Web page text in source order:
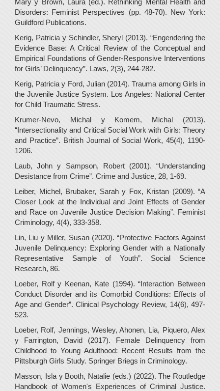
Disorders: Feminist Perspectives (pp. 48-70). New York:
Guildford Publications.
Kerig, Patricia y Schindler, Sheryl (2013). “Engendering the
Evidence Base: A Critical Review of the Conceptual and
Empirical Foundations of Gender-Responsive Interventions
for Girls’ Delinquency”. Laws, 2(3), 244-282.
Kerig, Patricia y Ford, Julian (2014). Trauma among Girls in
the Juvenile Justice System. Los Angeles: National Center
for Child Traumatic Stress.
Krumer-Nevo, Michal y Komem, Michal (2013).
“Intersectionality and Critical Social Work with Girls: Theory
and Practice”. British Journal of Social Work, 45(4), 1190-
1206.
Laub, John y Sampson, Robert (2001). “Understanding
Desistance from Crime”. Crime and Justice, 28, 1-69.
Leiber, Michel, Brubaker, Sarah y Fox, Kristan (2009). “A
Closer Look at the Individual and Joint Effects of Gender
and Race on Juvenile Justice Decision Making”. Feminist
Criminology, 4(4), 333-358.
Lin, Liu y Miller, Susan (2020). “Protective Factors Against
Juvenile Delinquency: Exploring Gender with a Nationally
Representative Sample of Youth”. Social Science
Research, 86.
Loeber, Rolf y Keenan, Kate (1994). “Interaction Between
Conduct Disorder and its Comorbid Conditions: Effects of
Age and Gender”. Clinical Psychology Review, 14(6), 497-
523.
Loeber, Rolf, Jennings, Wesley, Ahonen, Lia, Piquero, Alex
y Farrington, David (2017). Female Delinquency from
Childhood to Young Adulthood: Recent Results from the
Pittsburgh Girls Study. Springer Briegs in Criminology.
Masson, Isla y Booth, Natalie (eds.) (2022). The Routledge
Handbook of Women's Experiences of Criminal Justice.